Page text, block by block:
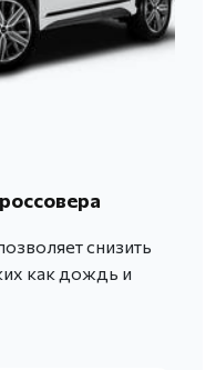
снизить
как дождь и